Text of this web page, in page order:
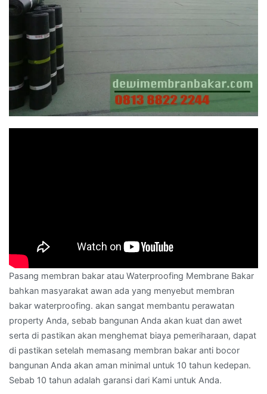
Pasang membran bakar atau Waterproofing Membrane Bakar
bahkan masyarakat awan ada yang menyebut membran
bakar waterproofing. akan sangat membantu perawatan
property Anda, sebab bangunan Anda akan kuat dan awet
serta di pastikan akan menghemat biaya pemeriharaan, dapat
di pastikan setelah memasang membran bakar anti bocor
bangunan Anda akan aman minimal untuk 10 tahun kedepan.
Sebab 10 tahun adalah garansi dari Kami untuk Anda.